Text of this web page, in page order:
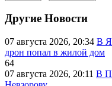
Другие Новости
07 августа 2026, 20:34 В
дрон попал в жилой дом
64
07 августа 2026, 20:11 В